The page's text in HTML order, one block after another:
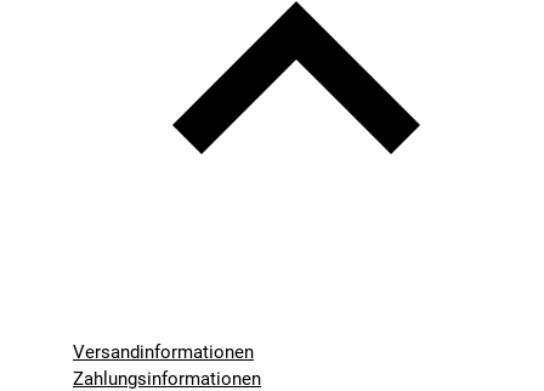
Versandinformationen
Zahlungsinformationen